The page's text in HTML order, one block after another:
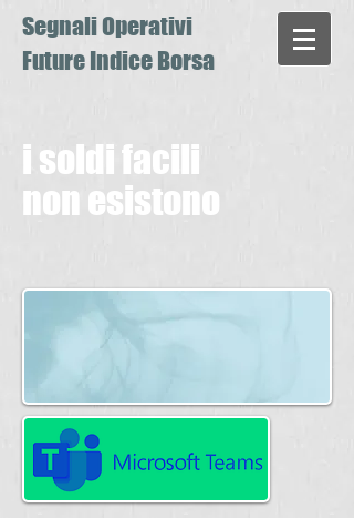
Segnali Operativi
Future Indice Borsa
i soldi facili
non esistono